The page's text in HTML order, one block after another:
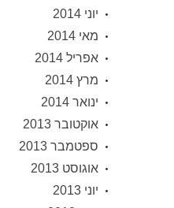
יוני 2014
מאי 2014
אפריל 2014
מרץ 2014
ינואר 2014
אוקטובר 2013
ספטמבר 2013
אוגוסט 2013
יוני 2013